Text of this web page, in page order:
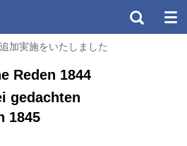
加実施をいたしました
Reden 1844
gedachten
1845